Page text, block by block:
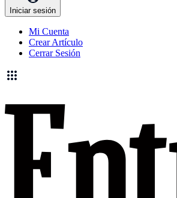
Iniciar sesión
Mi Cuenta
Crear Artículo
Cerrar Sesión